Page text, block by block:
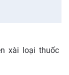
xài loại thuốc